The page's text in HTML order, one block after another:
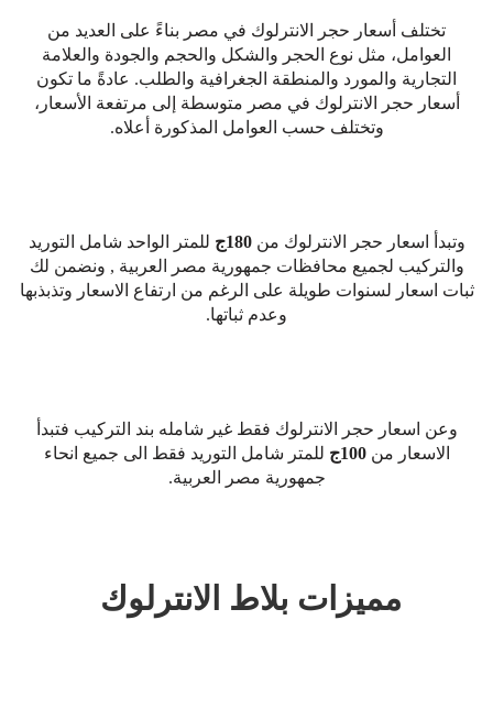
تختلف أسعار حجر الانترلوك في مصر بناءً على العديد من
العوامل، مثل نوع الحجر والشكل والحجم والجودة والعلامة
التجارية والمورد والمنطقة الجغرافية والطلب. عادةً ما تكون
أسعار حجر الانترلوك في مصر متوسطة إلى مرتفعة الأسعار،
وتختلف حسب العوامل المذكورة أعلاه.
وتبدأ اسعار حجر الانترلوك من180ج
للمتر الواحد شامل التوريد
والتركيب لجميع محافظات جمهورية مصر العربية , ونضمن لك
ثبات اسعار لسنوات طويلة على الرغم من ارتفاع الاسعار وتذبذبها
وعدم ثباتها.
وعن اسعار حجر الانترلوك فقط غير شامله بند التركيب فتبدأ
الاسعار من100ج
للمتر شامل التوريد فقط الى جميع انحاء
جمهورية مصر العربية.
مميزات بلاط الانترلوك